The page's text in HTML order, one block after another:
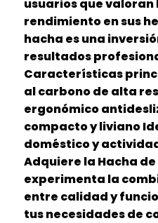
usuarios que valoran
rendimiento en sus
hacha es una
resultados
Características
al carbono de alta
ergonómico
compacto y liviano
doméstico y
Adquiere la Hacha de
experimenta la
entre calidad y
tus necesidades de